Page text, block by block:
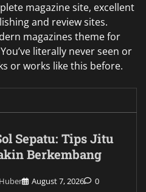
magazine site, excellent
and review sites.
magazines theme for
literally never seen or
or works like this before.
Sepatu: Tips Jitu
Berkembang
August 7, 2026 0